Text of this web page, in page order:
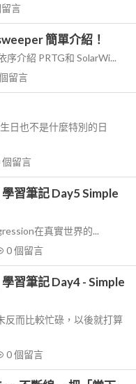
言
簡單介紹！
介紹 PRTG和 SolarWi...
留言
日也不是什麼特別的日
個留言
習筆記 Day5 Simple
在真實世界的...
0個留言
習筆記 Day4 - Simple
反而比較忙碌，以後就打算
0個留言